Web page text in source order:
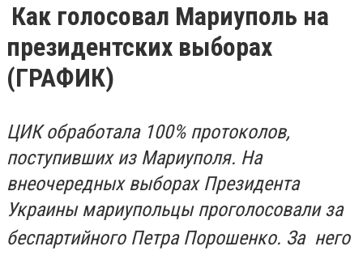
Как голосовал Мариуполь на
президентских выборах
(ГРАФИК)
ЦИК обработала 100% протоколов,
поступивших из Мариуполя. На
внеочередных выборах Президента
Украины мариупольцы проголосовали за
беспартийного Петра Порошенко. За него